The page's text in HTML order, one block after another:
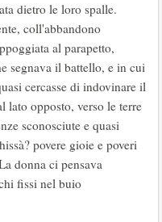
dietro le loro spalle.
coll'abbandono
al parapetto,
segnava il battello, e in cui
cercasse di indovinare il
lato opposto, verso le terre
sconosciute e quasi
povere gioie e poveri
donna ci pensava
fissi nel buio